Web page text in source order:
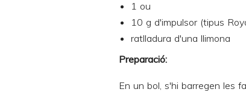
1 ou
10 g d'impulsor (tipus
ratlladura d'una llimona
Preparació:
En un bol, s'hi barregen les